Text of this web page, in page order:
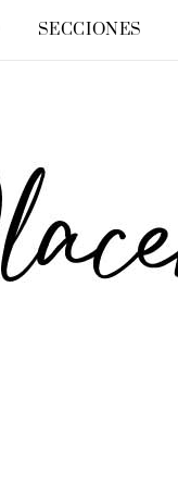
SECCIONES